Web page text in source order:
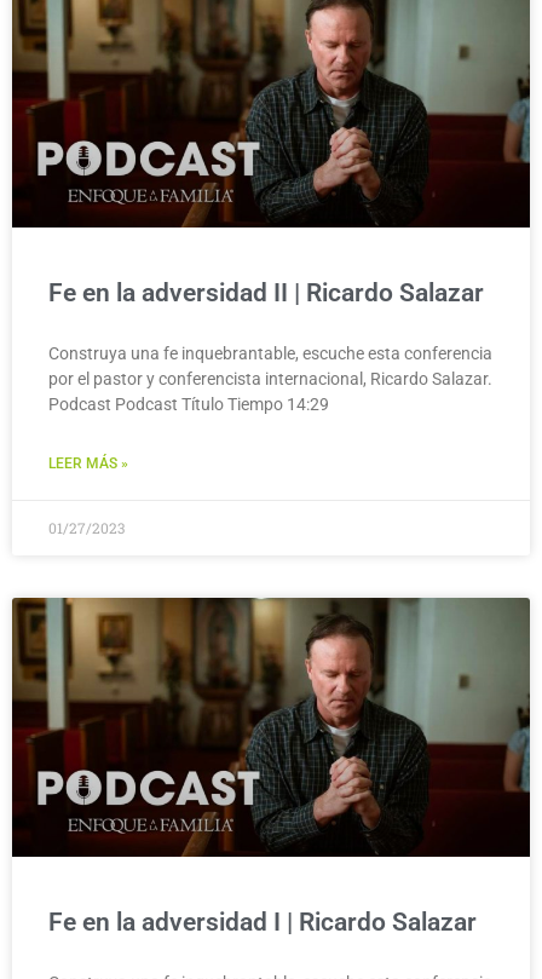
Fe en la adversidad II | Ricardo Salazar
Construya una fe inquebrantable, escuche esta conferencia
por el pastor y conferencista internacional, Ricardo Salazar.
Podcast Podcast Título Tiempo 14:29
LEER MÁS »
01/27/2023
Fe en la adversidad I | Ricardo Salazar